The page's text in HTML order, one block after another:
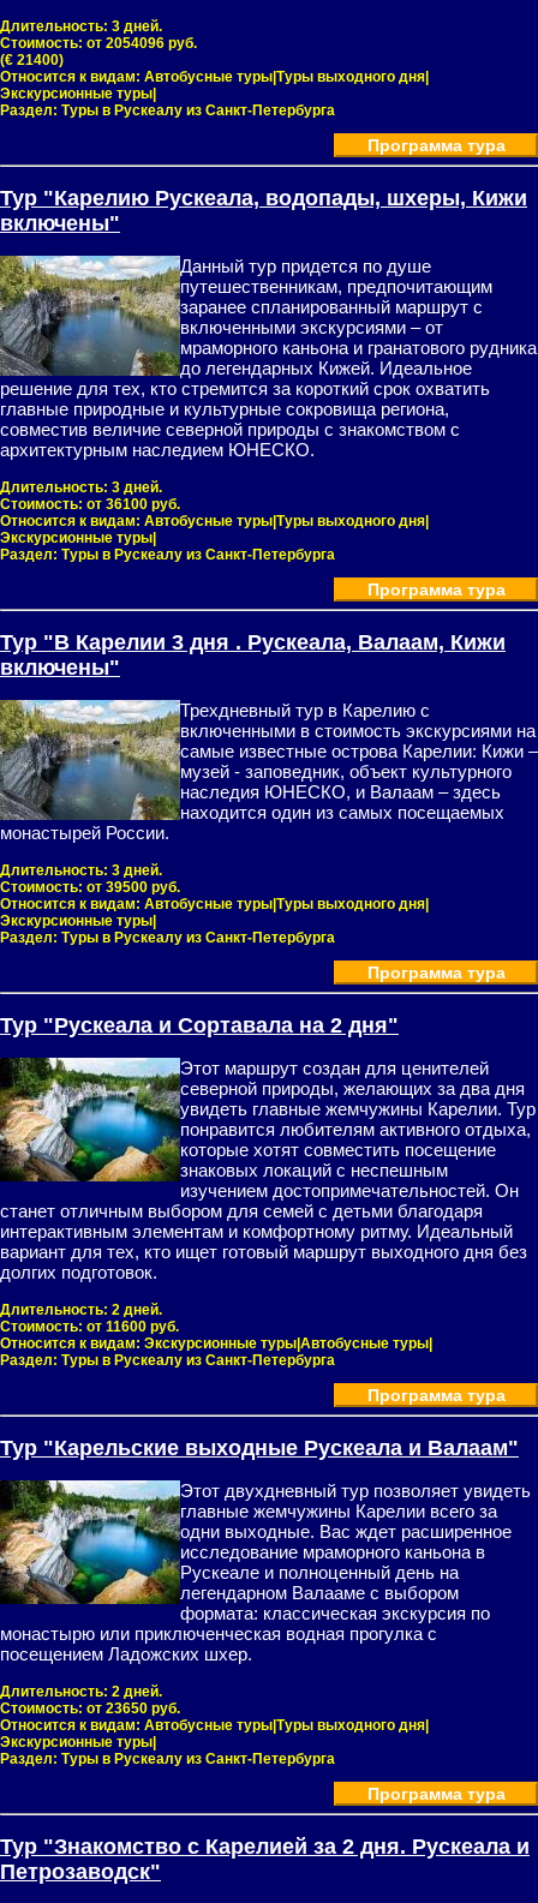
Длительность: 3 дней.
Стоимость: от 2054096 руб.
(€ 21400)
Относится к видам: Автобусные туры|Туры выходного дня|
Экскурсионные туры|
Раздел: Туры в Рускеалу из Санкт-Петербурга
Программа тура
Тур "Карелию Рускеала, водопады, шхеры, Кижи
включены"
Данный тур придется по душе
путешественникам, предпочитающим
заранее спланированный маршрут с
включенными экскурсиями – от
мраморного каньона и гранатового рудника
до легендарных Кижей. Идеальное
решение для тех, кто стремится за короткий срок охватить
главные природные и культурные сокровища региона,
совместив величие северной природы с знакомством с
архитектурным наследием ЮНЕСКО.
Длительность: 3 дней.
Стоимость: от 36100 руб.
Относится к видам: Автобусные туры|Туры выходного дня|
Экскурсионные туры|
Раздел: Туры в Рускеалу из Санкт-Петербурга
Программа тура
Тур "В Карелии 3 дня . Рускеала, Валаам, Кижи
включены"
Трехдневный тур в Карелию с
включенными в стоимость экскурсиями на
самые известные острова Карелии: Кижи –
музей - заповедник, объект культурного
наследия ЮНЕСКО, и Валаам – здесь
находится один из самых посещаемых
монастырей России.
Длительность: 3 дней.
Стоимость: от 39500 руб.
Относится к видам: Автобусные туры|Туры выходного дня|
Экскурсионные туры|
Раздел: Туры в Рускеалу из Санкт-Петербурга
Программа тура
Тур "Рускеала и Сортавала на 2 дня"
Этот маршрут создан для ценителей
северной природы, желающих за два дня
увидеть главные жемчужины Карелии. Тур
понравится любителям активного отдыха,
которые хотят совместить посещение
знаковых локаций с неспешным
изучением достопримечательностей. Он
станет отличным выбором для семей с детьми благодаря
интерактивным элементам и комфортному ритму. Идеальный
вариант для тех, кто ищет готовый маршрут выходного дня без
долгих подготовок.
Длительность: 2 дней.
Стоимость: от 11600 руб.
Относится к видам: Экскурсионные туры|Автобусные туры|
Раздел: Туры в Рускеалу из Санкт-Петербурга
Программа тура
Тур "Карельские выходные Рускеала и Валаам"
Этот двухдневный тур позволяет увидеть
главные жемчужины Карелии всего за
одни выходные. Вас ждет расширенное
исследование мраморного каньона в
Рускеале и полноценный день на
легендарном Валааме с выбором
формата: классическая экскурсия по
монастырю или приключенческая водная прогулка с
посещением Ладожских шхер.
Длительность: 2 дней.
Стоимость: от 23650 руб.
Относится к видам: Автобусные туры|Туры выходного дня|
Экскурсионные туры|
Раздел: Туры в Рускеалу из Санкт-Петербурга
Программа тура
Тур "Знакомство с Карелией за 2 дня. Рускеала и
Петрозаводск"